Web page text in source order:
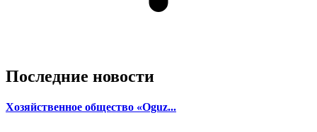
Последние новости
Хозяйственное общество «Oguz...